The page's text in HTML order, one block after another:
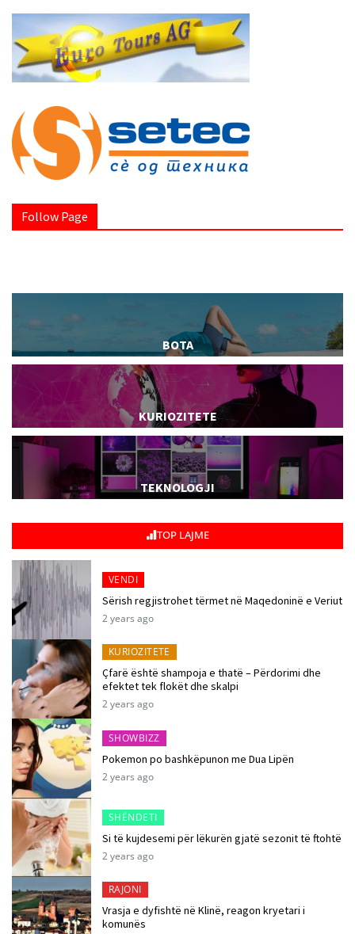
Follow Page
BOTA
KURIOZITETE
TEKNOLOGJI
TOP LAJME
VENDI
Sërish regjistrohet tërmet në Maqedoninë e Veriut
2 years ago
KURIOZITETE
Çfarë është shampoja e thatë – Përdorimi dhe
efektet tek flokët dhe skalpi
2 years ago
SHOWBIZZ
Pokemon po bashkëpunon me Dua Lipën
2 years ago
SHËNDETI
Si të kujdesemi për lëkurën gjatë sezonit të ftohtë
2 years ago
RAJONI
Vrasja e dyfishtë në Klinë, reagon kryetari i
komunës